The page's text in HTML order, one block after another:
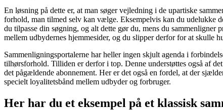
En løsning på dette er, at man søger vejledning i de upartiske
forhold, man tilmed selv kan vælge. Eksempelvis kan du udelukke
du tilpasse din søgning, og alt dette gør du, mens du
mellem udbydernes hjemmesider, og du slipper derfor for at skulle
Sammenligningsportalerne har heller ingen skjult agenda i
tilhørsforhold. Tilliden er derfor i top. Denne understøttes også af
det pågældende abonnement. Her er det også en fordel, at der
specielt loyalitetsbånd mellem udbyder og forbruger.
Her har du et eksempel på et klassisk